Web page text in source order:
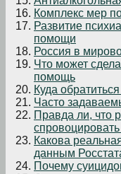
Комплекс мер
Развитие
помощи
Россия в
Что может
помощь
Куда
Часто
Правда ли, что
спровоцировать
Какова
данным
Почему